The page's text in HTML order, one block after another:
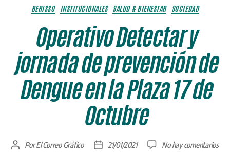
Categorías
BERISSO INSTITUCIONALES SALUD & BIENESTAR SOCIEDAD
Operativo Detectar y
jornada de prevención de
Dengue en la Plaza 17 de
Octubre
AutorPorEl Correo Gráfico
Fecha21/01/2021 No hay comentariosen